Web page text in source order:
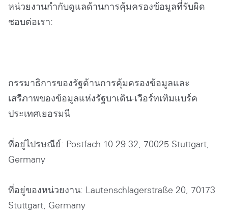
หน่วยงานกำกับดูแลด้านการคุ้มครองข้อมูลที่รับผิด
ชอบต่อเรา:
กรรมาธิการของรัฐด้านการคุ้มครองข้อมูลและ
เสรีภาพของข้อมูลแห่งรัฐบาเดิน-เวือร์ทเทิมแบร์ค
ประเทศเยอรมนี
ที่อยู่ไปรษณีย์: Postfach 10 29 32, 70025 Stuttgart,
Germany
ที่อยู่ของหน่วยงาน: Lautenschlagerstraße 20, 70173
Stuttgart, Germany